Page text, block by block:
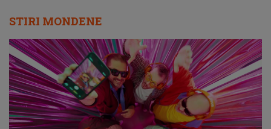
STIRI MONDENE